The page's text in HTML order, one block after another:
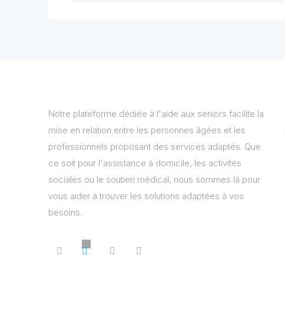
Notre plateforme dédiée à l'aide aux seniors facilite la
mise en relation entre les personnes âgées et les
professionnels proposant des services adaptés. Que
ce soit pour l'assistance à domicile, les activités
sociales ou le soutien médical, nous sommes là pour
vous aider à trouver les solutions adaptées à vos
besoins.